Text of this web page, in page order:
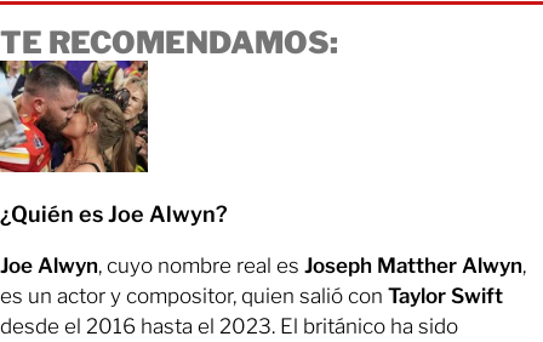
TE RECOMENDAMOS:
¿Quién es Joe Alwyn?
Joe Alwyn, cuyo nombre real es Joseph Matther Alwyn,
es un actor y compositor, quien salió con Taylor Swift
desde el 2016 hasta el 2023. El británico ha sido